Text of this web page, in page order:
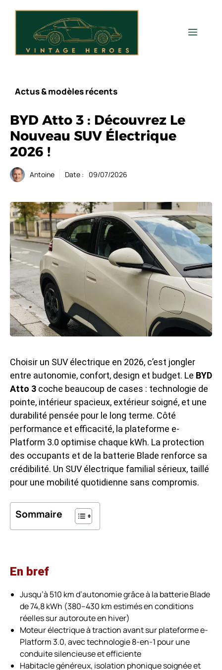
Menu
Actus & modèles récents
BYD Atto 3 : Découvrez Le
Nouveau SUV Électrique
2026 !
Antoine Date : 09/07/2026
Choisir un SUV électrique en 2026, c’est jongler
entre autonomie, confort, design et budget. Le BYD
Atto 3 coche beaucoup de cases : technologie de
pointe, intérieur spacieux, extérieur soigné, et une
durabilité pensée pour le long terme. Côté
performance et efficacité, la plateforme e-
Platform 3.0 optimise chaque kWh. La protection
des occupants et de la batterie Blade renforce sa
crédibilité. Un SUV électrique familial sérieux, taillé
pour une mobilité quotidienne sans compromis.
Sommaire
En bref
Jusqu’à 510 km d’autonomie grâce à la batterie Blade
de 74,8 kWh (380–430 km estimés en conditions
réelles sur autoroute en hiver)
Moteur électrique à traction avant sur plateforme e-
Platform 3.0, avec technologie 8-en-1 pour une
conduite silencieuse et efficiente
Habitacle généreux, isolation phonique soignée et